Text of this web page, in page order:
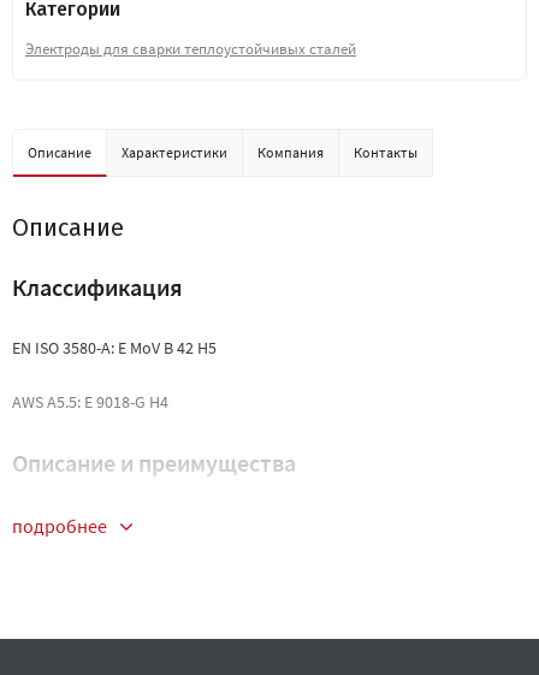
Категории
Электроды для сварки теплоустойчивых сталей
Описание Характеристики Компания Контакты
Описание
Классификация
EN ISO 3580-A: E MoV B 42 H5
AWS A5.5: E 9018-G H4
Описание и преимущества
Электрод с основным видом покрытия для сварки
подробнее